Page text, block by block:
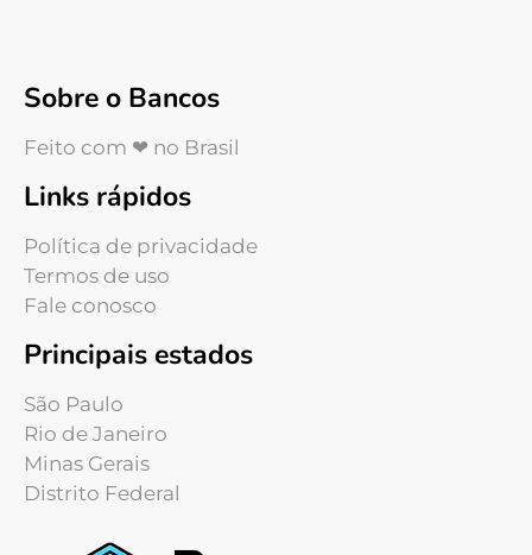
Sobre o Bancos
Feito com ❤ no Brasil
Links rápidos
Política de privacidade
Termos de uso
Fale conosco
Principais estados
São Paulo
Rio de Janeiro
Minas Gerais
Distrito Federal